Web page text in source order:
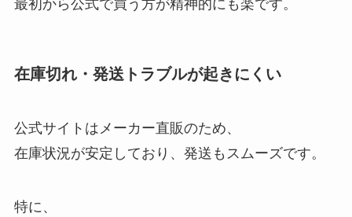
最初から公式で買う方が精神的にも楽です。
在庫切れ・発送トラブルが起きにくい
公式サイトはメーカー直販のため、
在庫状況が安定しており、発送もスムーズです。
特に、